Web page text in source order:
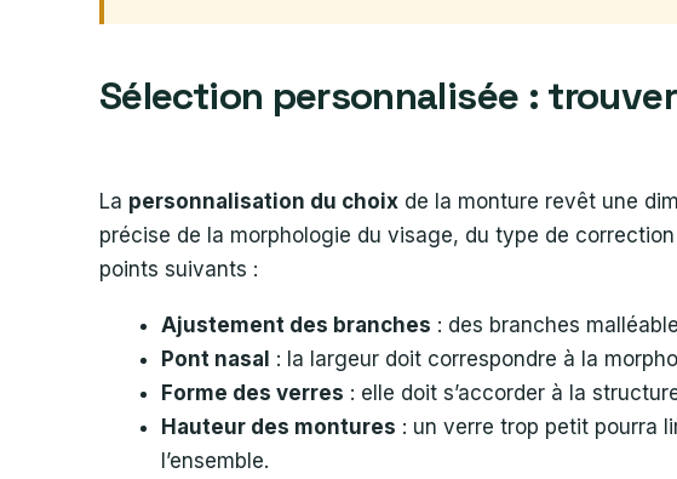
Sélection personnalisée :
La personnalisation du choix de la monture revêt une
précise de la morphologie du visage, du type de
points suivants :
Ajustement des branches : des branches
Pont nasal : la largeur doit correspondre à la
Forme des verres : elle doit s’accorder à la
Hauteur des montures : un verre trop petit pourra
l’ensemble.